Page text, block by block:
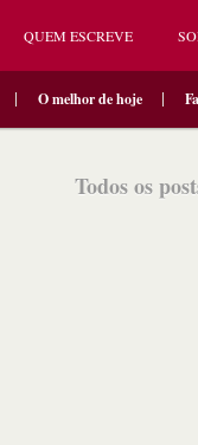
QUEM ESCREVE
O melhor de hoje
Todos os